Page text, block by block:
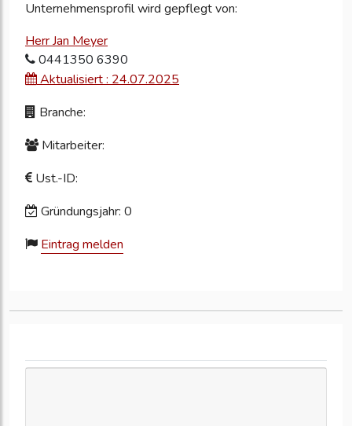
Unternehmensprofil wird gepflegt von:
Herr Jan Meyer
0441350 6390
Aktualisiert : 24.07.2025
Branche:
Mitarbeiter:
Ust.-ID:
Gründungsjahr: 0
Eintrag melden